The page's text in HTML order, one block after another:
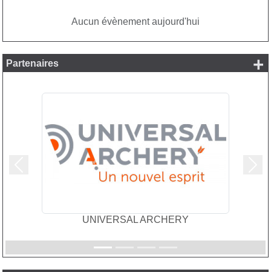
Aucun évènement aujourd'hui
Partenaires
UNIVERSAL ARCHERY
+